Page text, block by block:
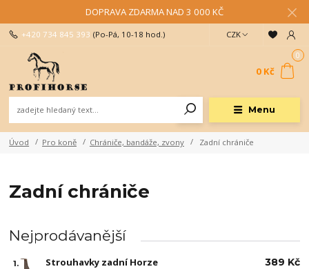
DOPRAVA ZDARMA NAD 3 000 KČ
Menu
CZK
+420 734 845 393 (Po-Pá, 10-18 hod.)
0
0 Kč
Úvod Pro koně Chrániče, bandáže, zvony Zadní chrániče
Zadní chrániče
Nejprodávanější
1. Strouhavky zadní Horze 389 Kč